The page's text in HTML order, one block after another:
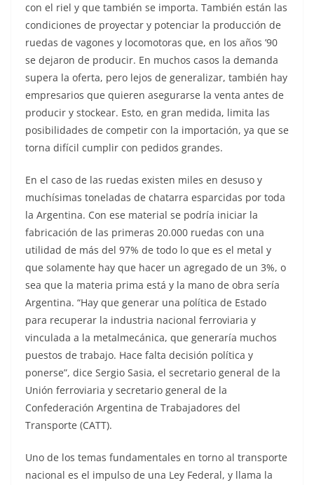
con el riel y que también se importa. También están las
condiciones de proyectar y potenciar la producción de
ruedas de vagones y locomotoras que, en los años ’90
se dejaron de producir. En muchos casos la demanda
supera la oferta, pero lejos de generalizar, también hay
empresarios que quieren asegurarse la venta antes de
producir y stockear. Esto, en gran medida, limita las
posibilidades de competir con la importación, ya que se
torna difícil cumplir con pedidos grandes.
En el caso de las ruedas existen miles en desuso y
muchísimas toneladas de chatarra esparcidas por toda
la Argentina. Con ese material se podría iniciar la
fabricación de las primeras 20.000 ruedas con una
utilidad de más del 97% de todo lo que es el metal y
que solamente hay que hacer un agregado de un 3%, o
sea que la materia prima está y la mano de obra sería
Argentina. “Hay que generar una política de Estado
para recuperar la industria nacional ferroviaria y
vinculada a la metalmecánica, que generaría muchos
puestos de trabajo. Hace falta decisión política y
ponerse”, dice Sergio Sasia, el secretario general de la
Unión ferroviaria y secretario general de la
Confederación Argentina de Trabajadores del
Transporte (CATT).
Uno de los temas fundamentales en torno al transporte
nacional es el impulso de una Ley Federal, y llama la